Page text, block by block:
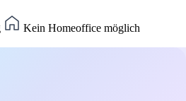
Kein Homeoffice möglich